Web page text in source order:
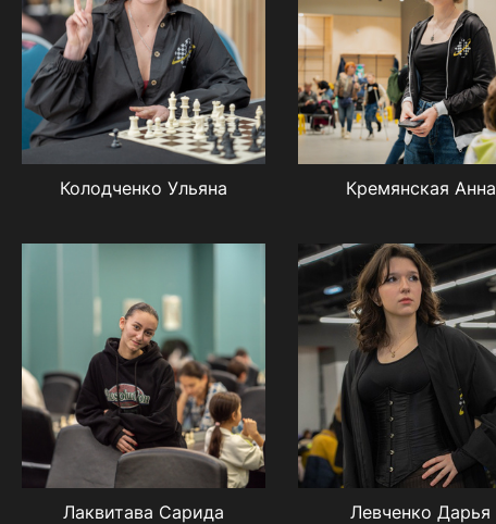
Колодченко Ульяна Кремянская Анна
Лаквитава Сарида Левченко Дарья